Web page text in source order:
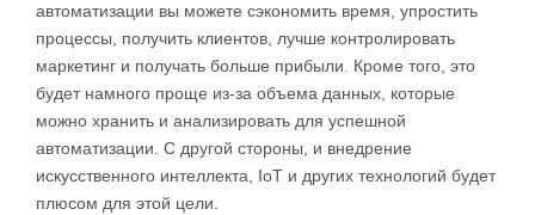
автоматизации вы можете сэкономить время, упростить
процессы, получить клиентов, лучше контролировать
маркетинг и получать больше прибыли. Кроме того, это
будет намного проще из-за объема данных, которые
можно хранить и анализировать для успешной
автоматизации. С другой стороны, и внедрение
искусственного интеллекта, IoT и других технологий будет
плюсом для этой цели.